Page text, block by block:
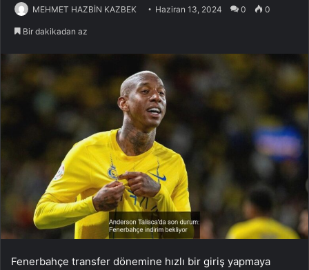
MEHMET HAZBİN KAZBEK Haziran 13, 2024 0 0
Bir dakikadan az
Fenerbahçe transfer dönemine hızlı bir giriş yapmaya